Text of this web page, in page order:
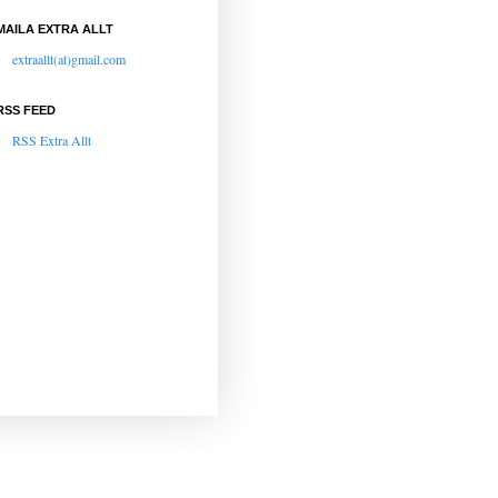
EXTRA ALLT
extraallt(at)gmail.com
FEED
RSS Extra Allt